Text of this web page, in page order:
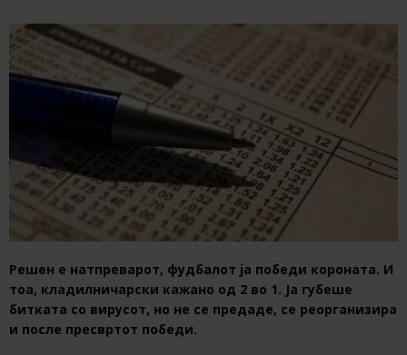
Решен е натпреварот, фудбалот ја победи короната. И
тоа, кладилничарски кажано од 2 во 1. Ја губеше
битката со вирусот, но не се предаде, се реорганизира
и после пресвртот победи.